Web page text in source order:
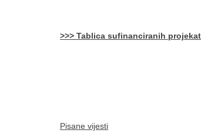
>>> Tablica sufinanciranih
Pisane vijesti